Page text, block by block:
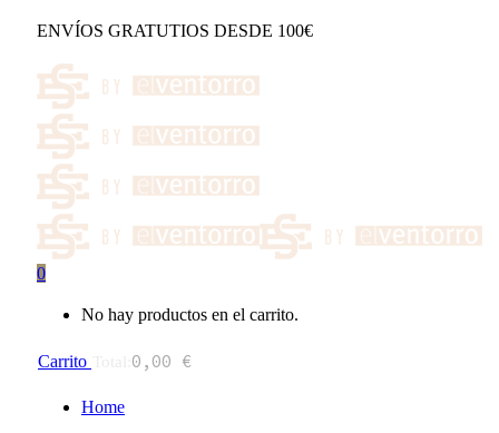
web
incluye
sistema
accesibilidad.
ENVÍOS GRATUTIOS DESDE 100€
0
No hay productos en el carrito.
Carrito 0,00 €
Home